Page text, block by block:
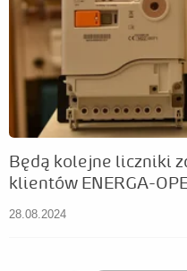
Będą kolejne liczniki
klientów ENERGA-
28.08.2024